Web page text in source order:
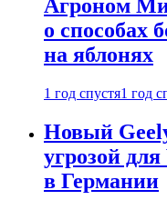
Агроном
о способах
на яблонях
1 год спустя1 год
Новый
угрозой
в Германии